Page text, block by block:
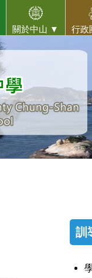
關於中山 ▼ 行
訓